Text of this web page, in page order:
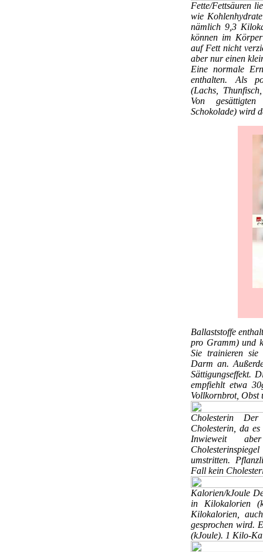
Fette/Fettsäuren
wie
nämlich 9,3
können im
auf Fett nicht
aber nur einen
Eine normale
enthalten. Als
(Lachs,
Von gesättigten
Schokolade) wird
Ballaststoffe
pro Gramm) und
Sie trainieren sie
Darm an.
Sättigungseffekt.
empfiehlt etwa
Vollkornbrot, Obst
Cholesterin Der
Cholesterin, da
Inwieweit
umstritten.
Fall kein
Kalorien/kJoule
in Kilokalorien
Kilokalorien,
gesprochen wird.
(kJoule). 1 Kilo-